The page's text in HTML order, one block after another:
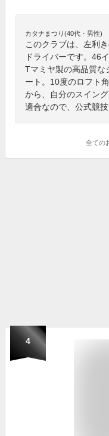
カタナまつり(40代・男性)
このクラブは、左利
ドライバーです。46
Tマミヤ製の高品質な
ート。10度のロフト
から、自分のスイン
適合なので、公式競
全ての
4